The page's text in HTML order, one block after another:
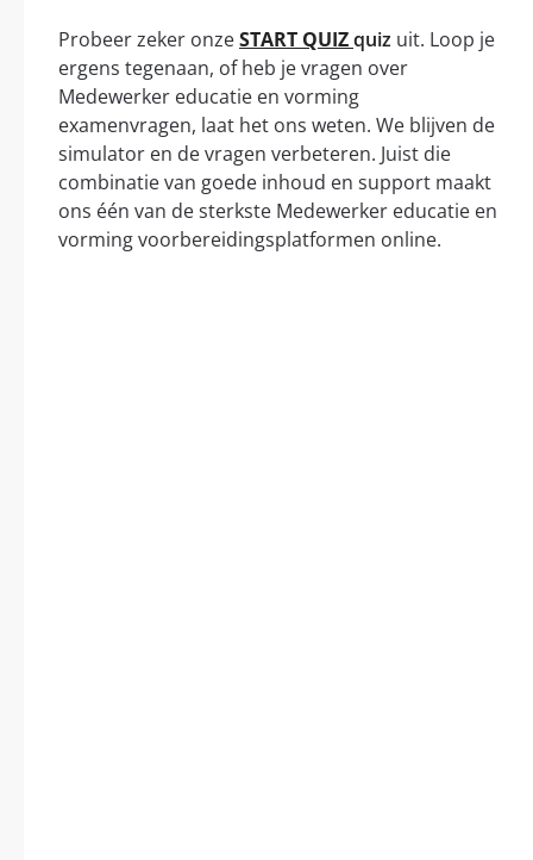
Probeer zeker onzeSTART QUIZquiz uit. Loop je
ergens tegenaan, of heb je vragen over
Medewerker educatie en vorming
examenvragen, laat het ons weten. We blijven de
simulator en de vragen verbeteren. Juist die
combinatie van goede inhoud en support maakt
ons één van de sterkste Medewerker educatie en
vorming voorbereidingsplatformen online.